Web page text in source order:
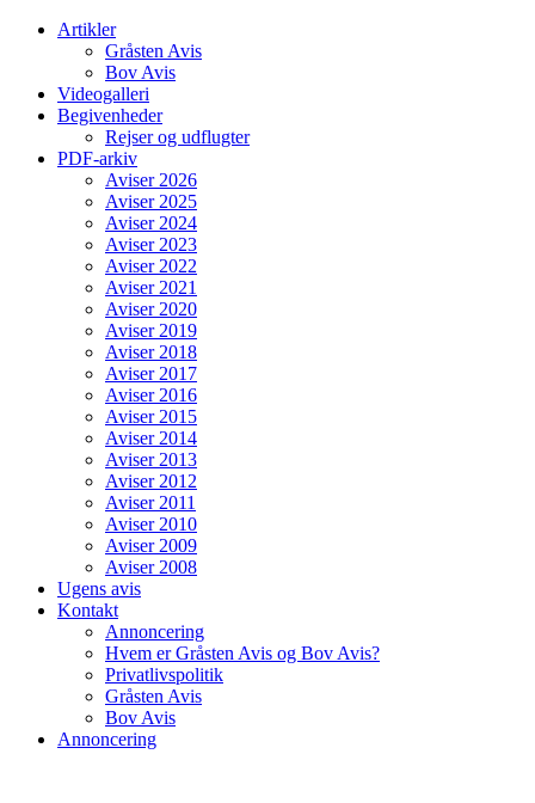
Artikler
Gråsten Avis
Bov Avis
Videogalleri
Begivenheder
Rejser og udflugter
PDF-arkiv
Aviser 2026
Aviser 2025
Aviser 2024
Aviser 2023
Aviser 2022
Aviser 2021
Aviser 2020
Aviser 2019
Aviser 2018
Aviser 2017
Aviser 2016
Aviser 2015
Aviser 2014
Aviser 2013
Aviser 2012
Aviser 2011
Aviser 2010
Aviser 2009
Aviser 2008
Ugens avis
Kontakt
Annoncering
Hvem er Gråsten Avis og Bov Avis?
Privatlivspolitik
Gråsten Avis
Bov Avis
Annoncering